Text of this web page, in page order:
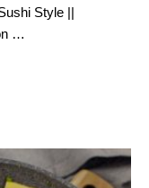
Style ||
…